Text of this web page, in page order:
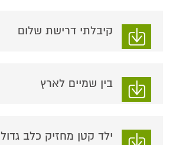
קיבלתי דרישת שלום
בין שמיים לארץ
ילד קטן מחזיק כלב גדול